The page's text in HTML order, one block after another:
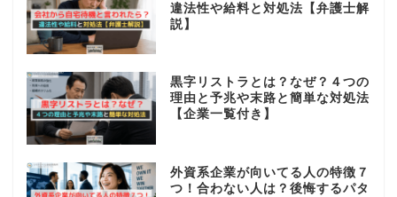
違法性や給料と対処法【弁護士解
説】
黒字リストラとは？なぜ？４つの
理由と予兆や末路と簡単な対処法
【企業一覧付き】
外資系企業が向いてる人の特徴７
つ！合わない人は？後悔するパタ